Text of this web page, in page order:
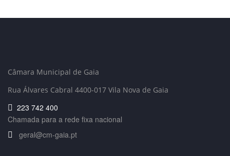
Câmara Municipal de Gaia
Rua Álvares Cabral 4400-017 Vila Nova de Gaia
223 742 400
Chamada para a rede fixa nacional
geral@cm-gaia.pt